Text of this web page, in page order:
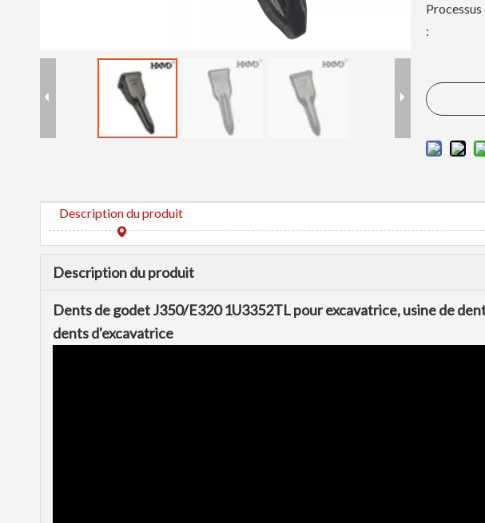
:
Description du produit
Description du produit
Dents de godet J350/E320 1U3352TL pour excavatrice, usine de
dents d'excavatrice